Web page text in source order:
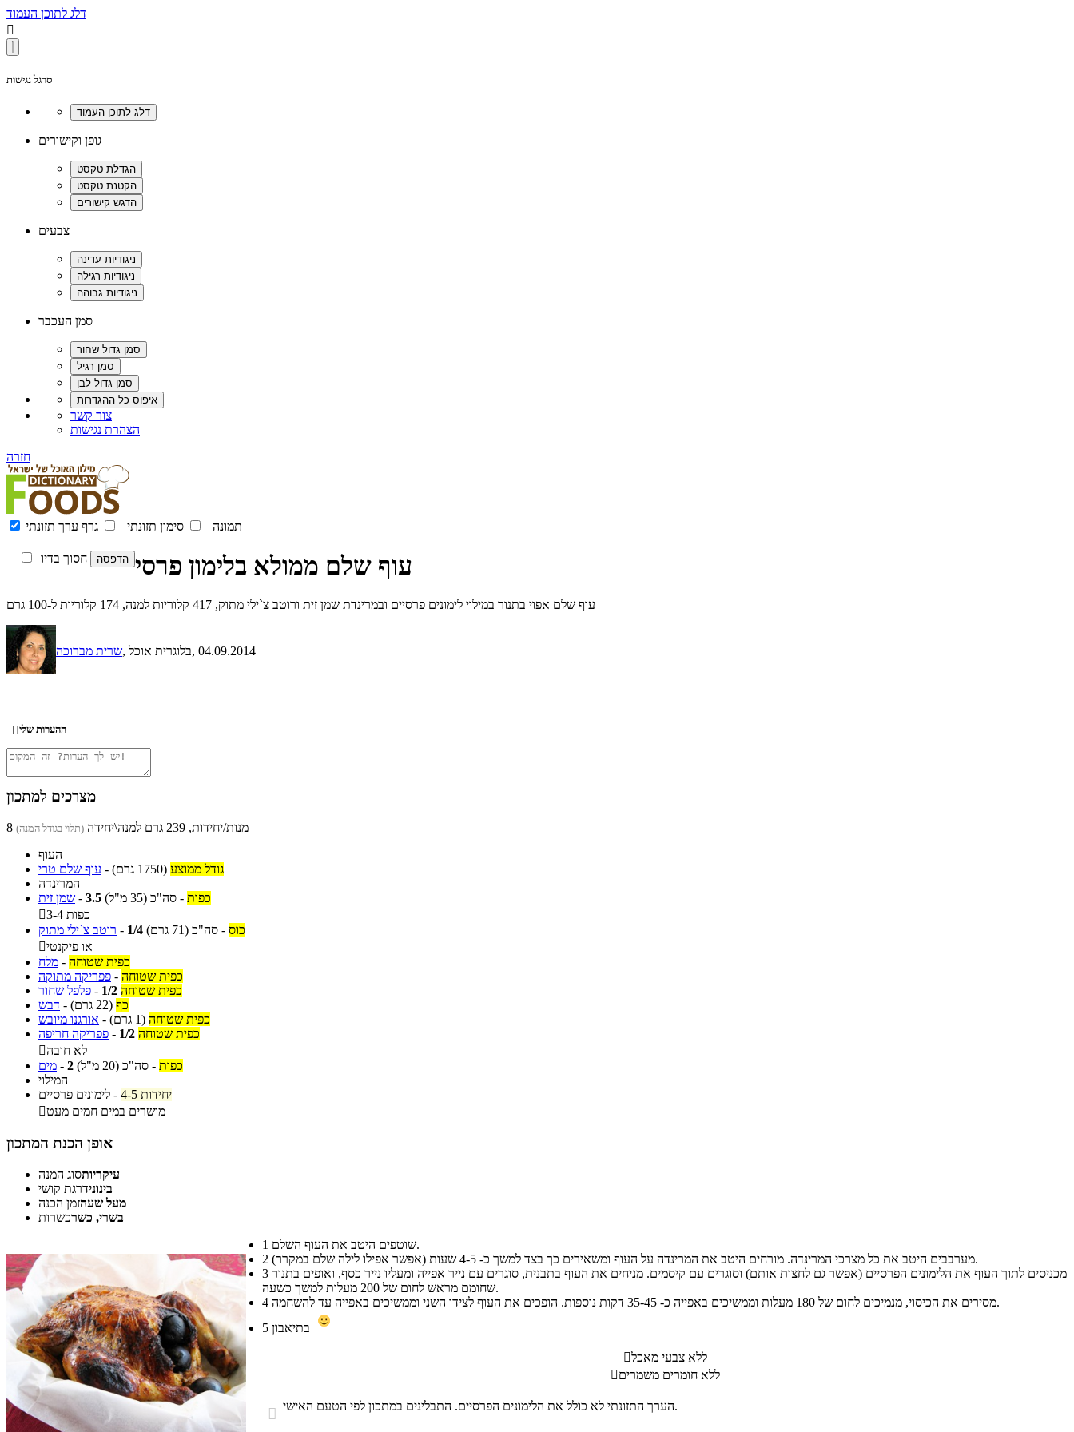
דלג לתוכן העמוד

סרגל נגישות
גופן וקישורים
צבעים
סמן העכבר
צור קשר
הצהרת נגישות
חזרה
תמונה סימון תזונתי גרף ערך תזונתי
חסוך בדיו עוף שלם ממולא בלימון פרסי
עוף שלם אפוי בתנור במילוי לימונים פרסיים ובמרינדת שמן זית ורוטב צ`ילי מתוק, 417 קלוריות למנה, 174 קלוריות ל-100 גרם
שרית מברוכה , בלוגרית אוכל, 04.09.2014
ההערות שלי
מצרכים למתכון
8 מנות/יחידות, 239 גרם למנה\יחידה (תלוי בגודל המנה)
העוף
עוף שלם טרי - גודל ממוצע (1750 גרם)
המרינדה
שמן זית - 3.5 כפות - סה"כ (35 מ"ל)

3-4 כפות
רוטב צ`ילי מתוק - 1/4 כוס - סה"כ (71 גרם)
או פיקנטי
מלח - כפית שטוחה
פפריקה מתוקה - כפית שטוחה
פלפל שחור - 1/2 כפית שטוחה
דבש - כף (22 גרם)
אורגנו מיובש - כפית שטוחה (1 גרם)
פפריקה חריפה - 1/2 כפית שטוחה
לא חובה
מים - 2 כפות - סה"כ (20 מ"ל)
המילוי
לימונים פרסיים -
4-5 יחידות
מושרים במים חמים מעט
אופן הכנת המתכון
עיקריותסוג המנה
בינונידרגת קושי
מעל שעהזמן הכנה
בשרי, כשרכשרות
1
שוטפים היטב את העוף השלם.
2
מערבבים היטב את כל מצרכי המרינדה. מורחים היטב את המרינדה על העוף ומשאירים כך בצד למשך כ- 4-5 שעות (אפשר אפילו לילה שלם במקרר).
3
שחומם מראש לחום של 200 מעלות למשך כשעה.
4
מסירים את הכיסוי, מנמיכים לחום של 180 מעלות וממשיכים באפייה כ- 35-45 דקות נוספות. הופכים את העוף לצידו השני וממשיכים באפייה עד להשחמה.
5
ללא צבעי מאכל
ללא חומרים משמרים
 הערך התזונתי לא כולל את הלימונים הפרסיים. התבלינים במתכון לפי הטעם האישי.